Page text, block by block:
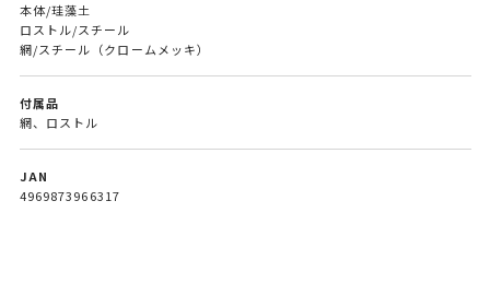
本体/珪藻土
ロストル/スチール
網/スチール（クロームメッキ）
付属品
網、ロストル
JAN
4969873966317